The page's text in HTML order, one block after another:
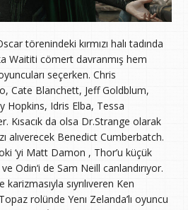
törenindeki kırmızı halı tadında
Waititi cömert davranmış hem
seçerken. Chris
Cate Blanchett, Jeff Goldblum,
Hopkins, Idris Elba, Tessa
Kısacık da olsa Dr.Strange olarak
alıverecek Benedict Cumberbatch.
‘yi Matt Damon , Thor’u küçük
Odin‘i de Sam Neill canlandırıyor.
sıyrılıveren Ken
rolünde Yenı Zelanda’lı oyuncu